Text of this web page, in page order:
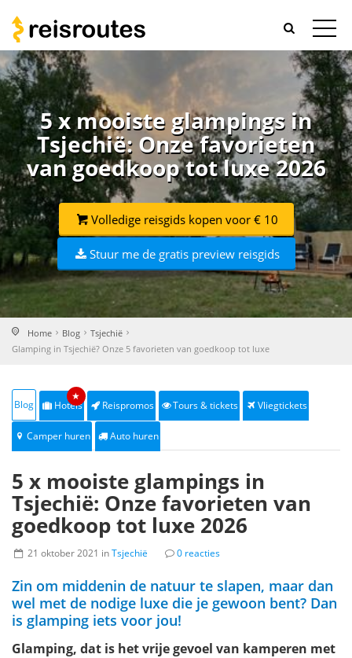
5 x mooiste glampings in
Tsjechië: Onze favorieten
van goedkoop tot luxe 2026
Volledige reisgids kopen voor € 10
Stuur me de gratis preview reisgids
Home Blog
Tsjechië
Glamping in Tsjechië? Onze 5 favorieten van goedkoop tot luxe
Blog Hotels
★
Reispromos Tours & tickets Vliegtickets
Camper huren Auto huren
5 x mooiste glampings in
Tsjechië: Onze favorieten van
goedkoop tot luxe 2026
21 oktober 2021 inTsjechië 0 reacties
Zin om middenin de natuur te slapen, maar dan
wel met de nodige luxe die je gewoon bent? Dan
is glamping iets voor jou!
Glamping, dat is het vrije gevoel van kamperen met